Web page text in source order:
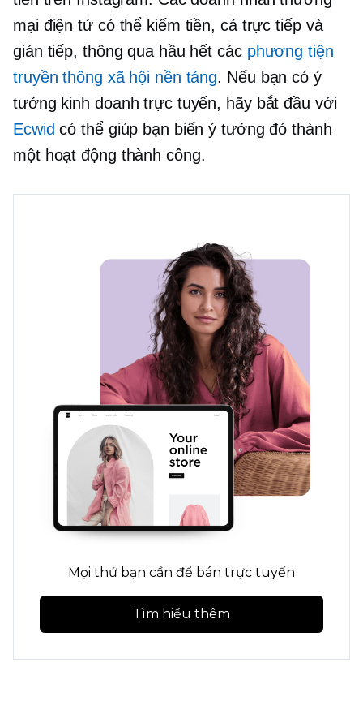
mại điện tử có thể kiếm tiền, cả trực tiếp và
gián tiếp, thông qua hầu hết các phương tiện
truyền thông xã hội nền tảng. Nếu bạn có ý
tưởng kinh doanh trực tuyến, hãy bắt đầu với
Ecwid có thể giúp bạn biến ý tưởng đó thành
một hoạt động thành công.
Mọi thứ bạn cần để bán trực tuyến
Tìm hiểu thêm